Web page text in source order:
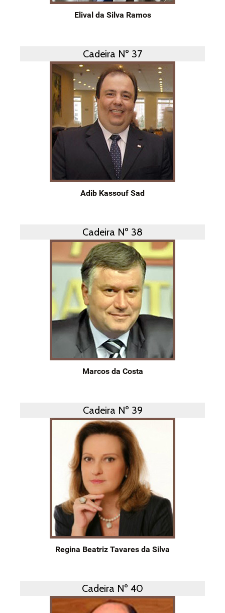
Elival da Silva Ramos
Cadeira Nº 37
Adib Kassouf Sad
Cadeira Nº 38
Marcos da Costa
Cadeira Nº 39
Regina Beatriz Tavares da Silva
Cadeira Nº 40